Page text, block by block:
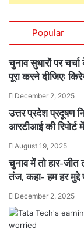
Popular
चुनाव सुधारों पर
पूरा करने दीजिएः
December 2, 2025
उत्तर प्रदेश प्रदूषण
आरटीआई की
August 19, 2025
चुनाव में तो हार-जीत
तंज, कहा- हम हर मुद्दे
December 2, 2025